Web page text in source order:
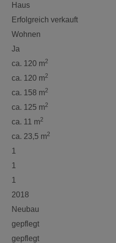
Haus
Erfolgreich verkauft
Wohnen
Ja
ca. 120 m2
ca. 120 m2
ca. 158 m2
ca. 125 m2
ca. 11 m2
ca. 23,5 m2
1
1
1
2018
Neubau
gepflegt
gepflegt